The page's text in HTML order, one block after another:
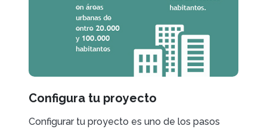
Configura tu proyecto
Configurar tu proyecto es uno de los pasos